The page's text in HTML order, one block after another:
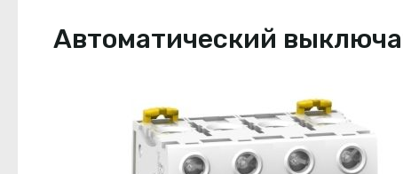
Автоматический